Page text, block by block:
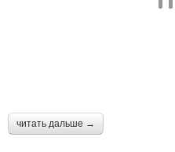
читать дальше →